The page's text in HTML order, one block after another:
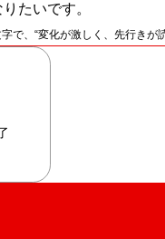
たいです。
、“変化が激しく、先行きが